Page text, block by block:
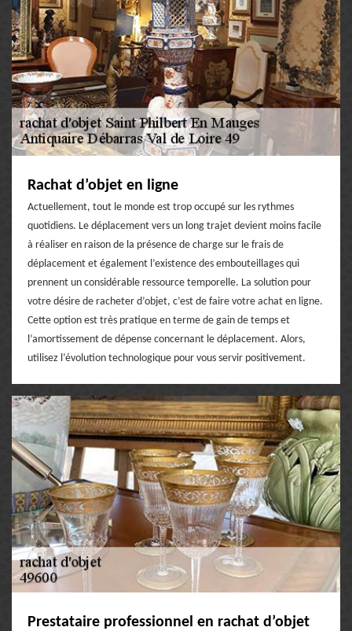
Rachat d’objet en ligne
Actuellement, tout le monde est trop occupé sur les rythmes
quotidiens. Le déplacement vers un long trajet devient moins facile
à réaliser en raison de la présence de charge sur le frais de
déplacement et également l’existence des embouteillages qui
prennent un considérable ressource temporelle. La solution pour
votre désire de racheter d’objet, c’est de faire votre achat en ligne.
Cette option est très pratique en terme de gain de temps et
l’amortissement de dépense concernant le déplacement. Alors,
utilisez l’évolution technologique pour vous servir positivement.
Prestataire professionnel en rachat d’objet